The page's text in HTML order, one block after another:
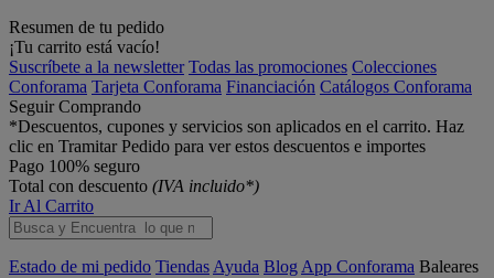
Resumen de tu pedido
¡Tu carrito está vacío!
Suscríbete a la newsletter Todas las promociones Colecciones
Conforama Tarjeta Conforama Financiación Catálogos Conforama
Seguir Comprando
*Descuentos, cupones y servicios son aplicados en el carrito. Haz
clic en Tramitar Pedido para ver estos descuentos e importes
Pago 100% seguro
Total con descuento (IVA incluido*)
Ir Al Carrito
Estado de mi pedido Tiendas Ayuda Blog App Conforama Baleares